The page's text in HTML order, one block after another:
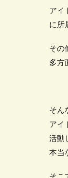
アイ
に所
その
多方
そん
アイ
活動
本当